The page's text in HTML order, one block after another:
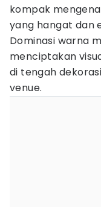
kompak
yang hangat dan
Dominasi warna
menciptakan
di tengah
venue.